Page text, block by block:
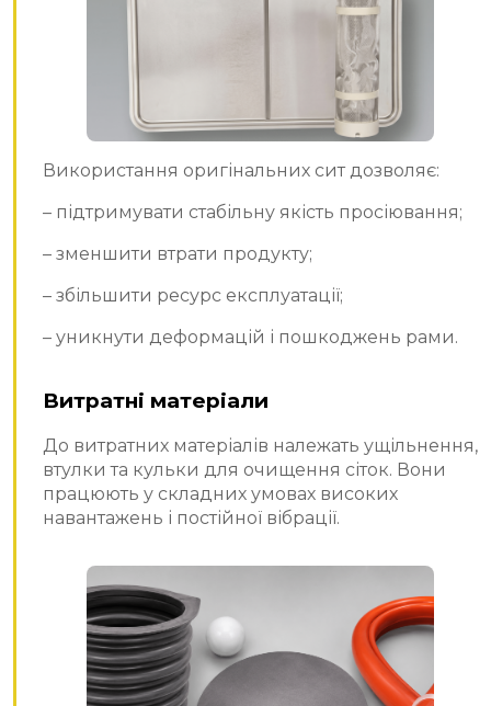
Використання оригінальних сит дозволяє:
– підтримувати стабільну якість просіювання;
– зменшити втрати продукту;
– збільшити ресурс експлуатації;
– уникнути деформацій і пошкоджень рами.
Витратні матеріали
До витратних матеріалів належать ущільнення,
втулки та кульки для очищення сіток. Вони
працюють у складних умовах високих
навантажень і постійної вібрації.